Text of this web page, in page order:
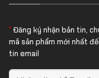
*Đăng ký nhận bản tin,
mã sản phẩm mới nhất
tin email